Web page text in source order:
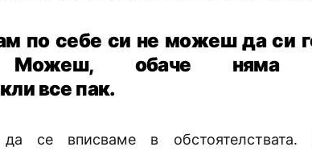
по себе си не можеш да си
Можеш, обаче няма
все пак.
да се вписваме в